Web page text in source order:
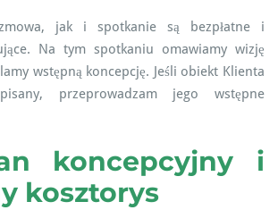
jak i spotkanie są bezpłatne i
Na tym spotkaniu omawiamy wizję
wstępną koncepcję. Jeśli obiekt Klienta
przeprowadzam jego wstępne
koncepcyjny i
kosztorys